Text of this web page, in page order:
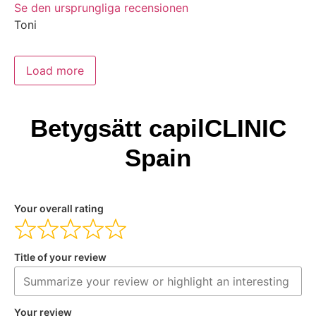
Se den ursprungliga recensionen
Toni
Load more
Betygsätt capilCLINIC
Spain
Your overall rating
Title of your review
Your review